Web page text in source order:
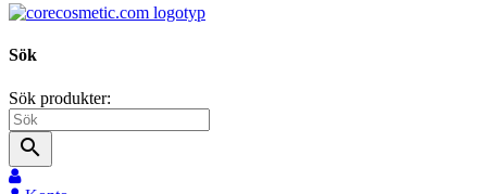
Sök
Sök produkter:
search